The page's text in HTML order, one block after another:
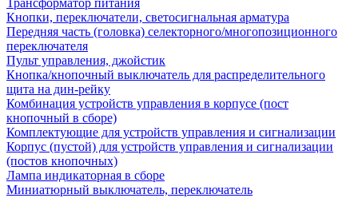
Трансформатор питания
Кнопки, переключатели, светосигнальная арматура
Передняя часть (головка) селекторного/многопозиционного
переключателя
Пульт управления, джойстик
Кнопка/кнопочный выключатель для распределительного
щита на дин-рейку
Комбинация устройств управления в корпусе (пост
кнопочный в сборе)
Комплектующие для устройств управления и сигнализации
Корпус (пустой) для устройств управления и сигнализации
(постов кнопочных)
Лампа индикаторная в сборе
Миниатюрный выключатель, переключатель